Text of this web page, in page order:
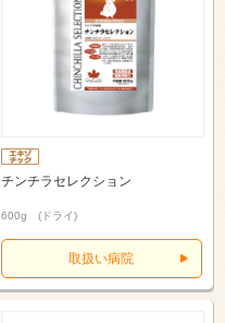
チンチラセレクション
600g (ドライ)
取扱い病院